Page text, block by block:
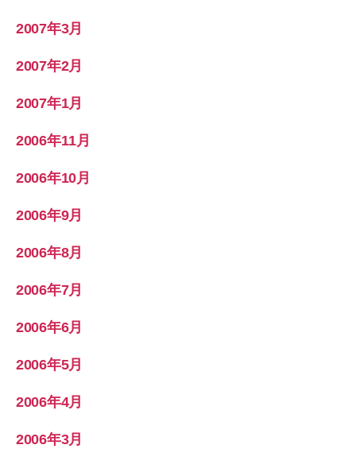
2007年3月
2007年2月
2007年1月
2006年11月
2006年10月
2006年9月
2006年8月
2006年7月
2006年6月
2006年5月
2006年4月
2006年3月